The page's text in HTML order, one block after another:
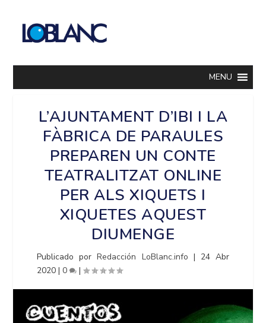
MENU
L’AJUNTAMENT D’IBI I LA
FÀBRICA DE PARAULES
PREPAREN UN CONTE
TEATRALITZAT ONLINE
PER ALS XIQUETS I
XIQUETES AQUEST
DIUMENGE
Publicado porRedacción LoBlanc.info | 24 Abr
2020 |0 |